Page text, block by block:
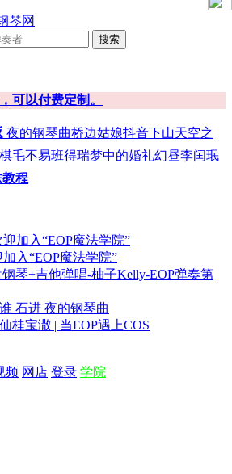
搜索
可以付费定制。
夜的钢琴曲桥边姑娘抖音下山天空之
毛不易班得瑞梦中的婚礼幻昼李闰珉
程
加入“EOP魔法学院”
入“EOP魔法学院”
琴+吉他弹唱-柚子Kelly-EOP弹奏第
石进 夜的钢琴曲
桂宝潵 | 当EOP遇上COS
频 网店 登录 学院